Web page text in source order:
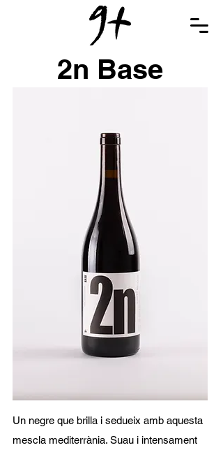
2n Base
Un negre que brilla i sedueix amb aquesta
mescla mediterrània. Suau i intensament